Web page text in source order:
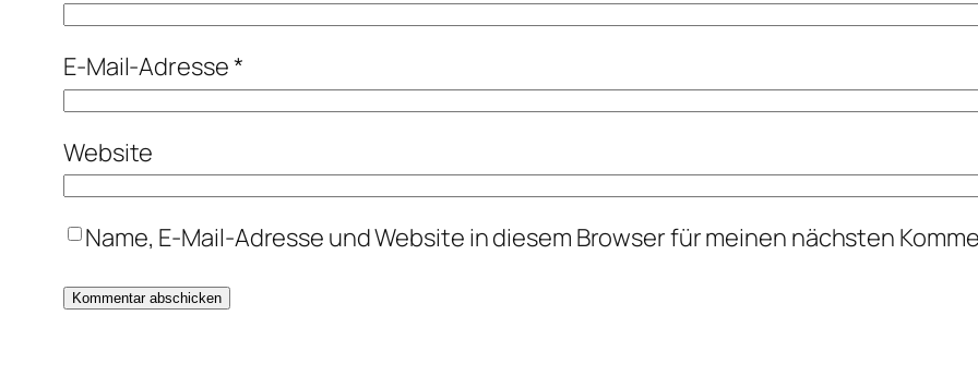
E-Mail-Adresse*
Website
Name, E-Mail-Adresse und Website in diesem Browser für meinen nächsten